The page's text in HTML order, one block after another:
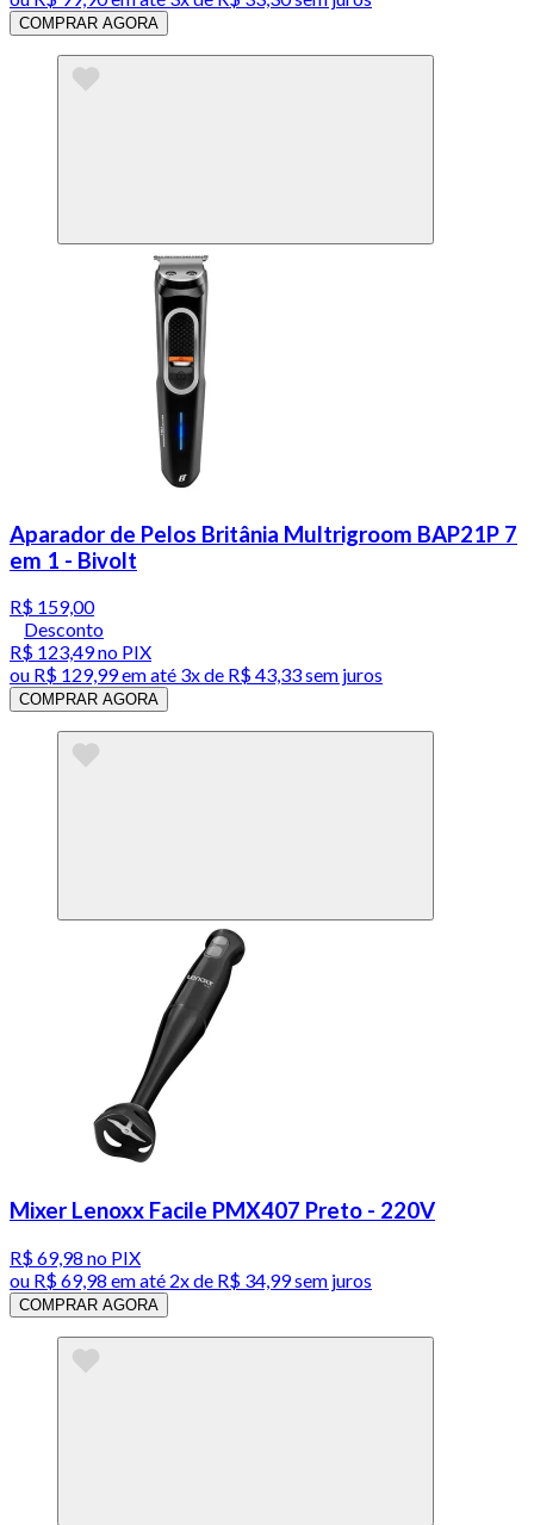
COMPRAR AGORA
Aparador de Pelos Britânia Multrigroom BAP21P 7
em 1 - Bivolt
R$ 159,00
Desconto
R$ 123,49no PIX
ou R$ 129,99em até 3x de R$ 43,33 sem juros
COMPRAR AGORA
Mixer Lenoxx Facile PMX407 Preto - 220V
R$ 69,98 no PIX
ou R$ 69,98 em até 2x de R$ 34,99 sem juros
COMPRAR AGORA